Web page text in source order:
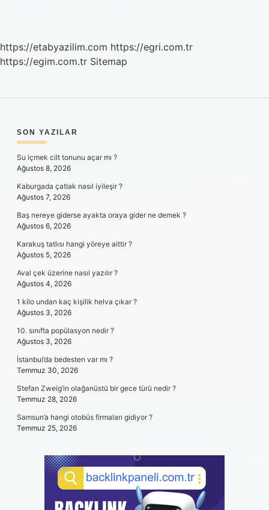
https://etabyazilim.com https://egri.com.tr
https://egim.com.tr Sitemap
SIDEBAR
SON YAZILAR
Su içmek cilt tonunu açar mı ?
Ağustos 8, 2026
Kaburgada çatlak nasıl iyileşir ?
Ağustos 7, 2026
Baş nereye giderse ayakta oraya gider ne demek ?
Ağustos 6, 2026
Karakuş tatlısı hangi yöreye aittir ?
Ağustos 5, 2026
Aval çek üzerine nasıl yazılır ?
Ağustos 4, 2026
1 kilo undan kaç kişilik helva çıkar ?
Ağustos 3, 2026
10. sınıfta popülasyon nedir ?
Ağustos 3, 2026
İstanbul’da bedesten var mı ?
Temmuz 30, 2026
Stefan Zweig’in olağanüstü bir gece türü nedir ?
Temmuz 28, 2026
Samsun’a hangi otobüs firmaları gidiyor ?
Temmuz 25, 2026